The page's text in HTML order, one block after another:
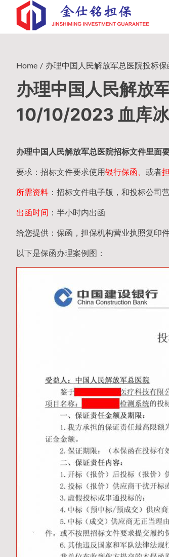
content
Home 办理中国人民解放军总医院投标
办理中国人民解放
10/10/2023 血库
办理中国人民解放军总医院招标文件里面
要求：招标文件要求使用银行保函、 或者
所需资料 ：招标文件电子版，和投标公司
出函时间 ：半小时内出函
给您提供：保函，担保机构营业执照复印
以下是保函办理案例图：